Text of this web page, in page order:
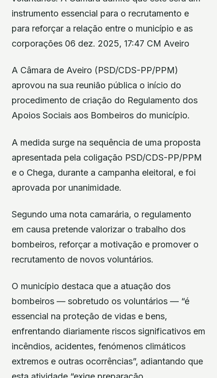
instrumento essencial para o recrutamento e
para reforçar a relação entre o município e as
corporações 06 dez. 2025, 17:47 CM Aveiro
A Câmara de Aveiro (PSD/CDS-PP/PPM)
aprovou na sua reunião pública o início do
procedimento de criação do Regulamento dos
Apoios Sociais aos Bombeiros do município.
A medida surge na sequência de uma proposta
apresentada pela coligação PSD/CDS-PP/PPM
e o Chega, durante a campanha eleitoral, e foi
aprovada por unanimidade.
Segundo uma nota camarária, o regulamento
em causa pretende valorizar o trabalho dos
bombeiros, reforçar a motivação e promover o
recrutamento de novos voluntários.
O município destaca que a atuação dos
bombeiros — sobretudo os voluntários — “é
essencial na proteção de vidas e bens,
enfrentando diariamente riscos significativos em
incêndios, acidentes, fenómenos climáticos
extremos e outras ocorrências”, adiantando que